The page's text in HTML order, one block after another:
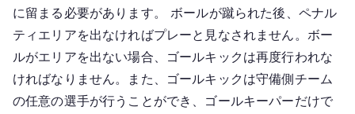
に留まる必要があります。 ボールが蹴られた後、ペナル
ティエリアを出なければプレーと見なされません。ボー
ルがエリアを出ない場合、ゴールキックは再度行われな
ければなりません。また、ゴールキックは守備側チーム
の任意の選手が行うことができ、ゴールキーパーだけで